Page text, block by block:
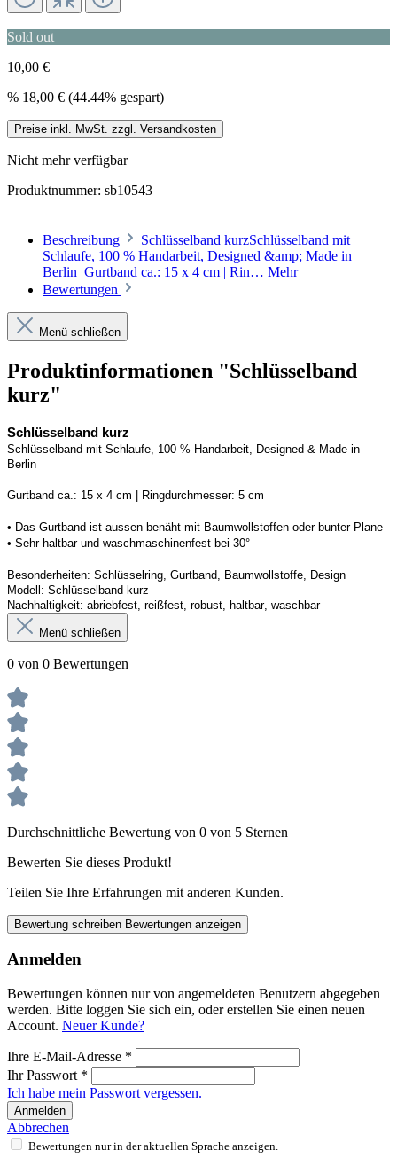
Sold out
10,00 €
% 18,00 € (44.44% gespart)
Preise inkl. MwSt. zzgl. Versandkosten
Nicht mehr verfügbar
Produktnummer: sb10543
Beschreibung
Schlüsselband kurzSchlüsselband mit
Schlaufe, 100 % Handarbeit, Designed &amp; Made in
Berlin Gurtband ca.: 15 x 4 cm | Rin… Mehr
Bewertungen
Menü schließen
Produktinformationen "Schlüsselband
kurz"
Schlüsselband kurz
Schlüsselband mit Schlaufe, 100 % Handarbeit, Designed & Made in
Berlin
Gurtband ca.: 15 x 4 cm | Ringdurchmesser: 5 cm
• Das Gurtband ist aussen benäht mit Baumwollstoffen oder bunter Plane
• Sehr haltbar und waschmaschinenfest bei 30°
Besonderheiten: Schlüsselring, Gurtband, Baumwollstoffe, Design
Modell: Schlüsselband kurz
Nachhaltigkeit: abriebfest, reißfest, robust, haltbar, waschbar
Menü schließen
0 von 0 Bewertungen
Durchschnittliche Bewertung von 0 von 5 Sternen
Bewerten Sie dieses Produkt!
Teilen Sie Ihre Erfahrungen mit anderen Kunden.
Bewertung schreiben Bewertungen anzeigen
Anmelden
Bewertungen können nur von angemeldeten Benutzern abgegeben
werden. Bitte loggen Sie sich ein, oder erstellen Sie einen neuen
Account. Neuer Kunde?
Ihre E-Mail-Adresse *
Ihr Passwort *
Ich habe mein Passwort vergessen.
Anmelden
Abbrechen
Bewertungen nur in der aktuellen Sprache anzeigen.